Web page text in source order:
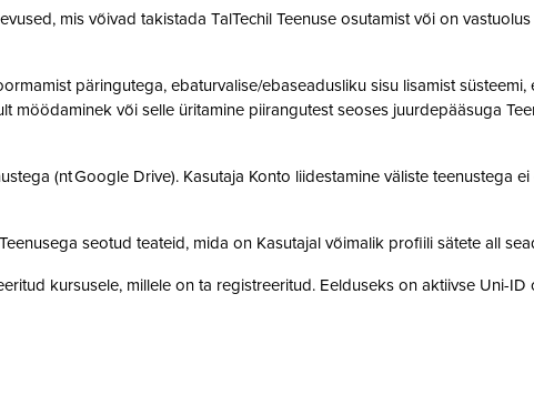
mis võivad takistada TalTechil Teenuse osutamist või on
päringutega, ebaturvalise/ebaseadusliku sisu lisamist
möödaminek või selle üritamine piirangutest seoses juurdepääsuga
(nt Google Drive). Kasutaja Konto liidestamine väliste teenustega
seotud teateid, mida on Kasutajal võimalik profiili sätete all
kursusele, millele on ta registreeritud. Eelduseks on aktiivse Uni-